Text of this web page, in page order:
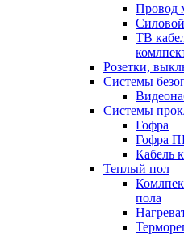
Провод
ТВ
Розетки,
Системы
Системы
Гофра
Гофра
Кабель
Теплый пол
пола